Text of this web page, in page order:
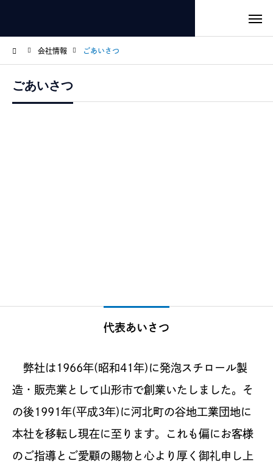
会社情報 ごあいさつ
ごあいさつ
代表あいさつ
弊社は1966年(昭和41年)に発泡スチロール製
造・販売業として山形市で創業いたしました。そ
の後1991年(平成3年)に河北町の谷地工業団地に
本社を移転し現在に至ります。これも偏にお客様
のご指導とご愛顧の賜物と心より厚く御礼申し上